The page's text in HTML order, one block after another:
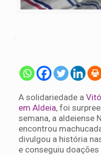
A solidariedade a
em Aldeia, foi
semana, a aldeiense
encontrou
divulgou a história
e conseguiu